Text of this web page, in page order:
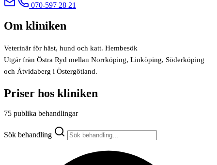
070-597 28 21
Om kliniken
Veterinär för häst, hund och katt. Hembesök
Utgår från Östra Ryd mellan Norrköping, Linköping, Söderköping
och Åtvidaberg i Östergötland.
Priser hos kliniken
75 publika behandlingar
Sök behandling